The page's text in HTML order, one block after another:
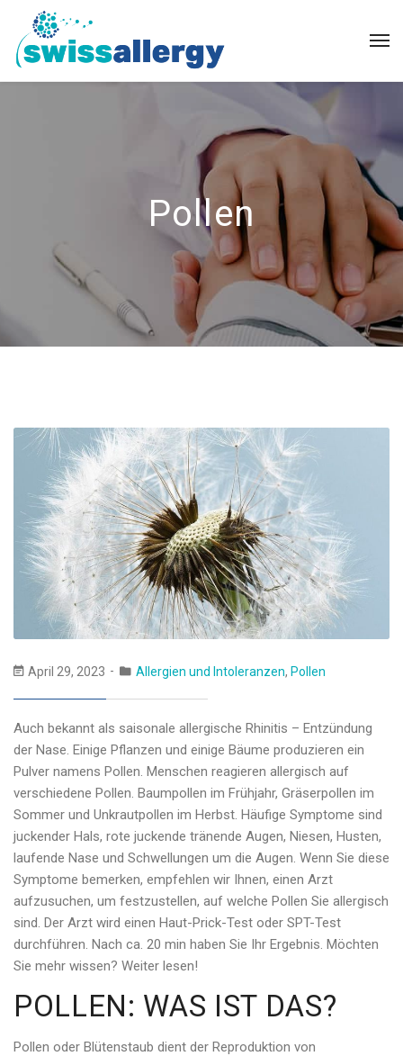
Pollen
April 29, 2023 Allergien und Intoleranzen, Pollen
Auch bekannt als saisonale allergische Rhinitis – Entzündung
der Nase. Einige Pflanzen und einige Bäume produzieren ein
Pulver namens Pollen. Menschen reagieren allergisch auf
verschiedene Pollen. Baumpollen im Frühjahr, Gräserpollen im
Sommer und Unkrautpollen im Herbst. Häufige Symptome sind
juckender Hals, rote juckende tränende Augen, Niesen, Husten,
laufende Nase und Schwellungen um die Augen. Wenn Sie diese
Symptome bemerken, empfehlen wir Ihnen, einen Arzt
aufzusuchen, um festzustellen, auf welche Pollen Sie allergisch
sind. Der Arzt wird einen Haut-Prick-Test oder SPT-Test
durchführen. Nach ca. 20 min haben Sie Ihr Ergebnis. Möchten
Sie mehr wissen? Weiter lesen!
POLLEN: WAS IST DAS?
Pollen oder Blütenstaub dient der Reproduktion von